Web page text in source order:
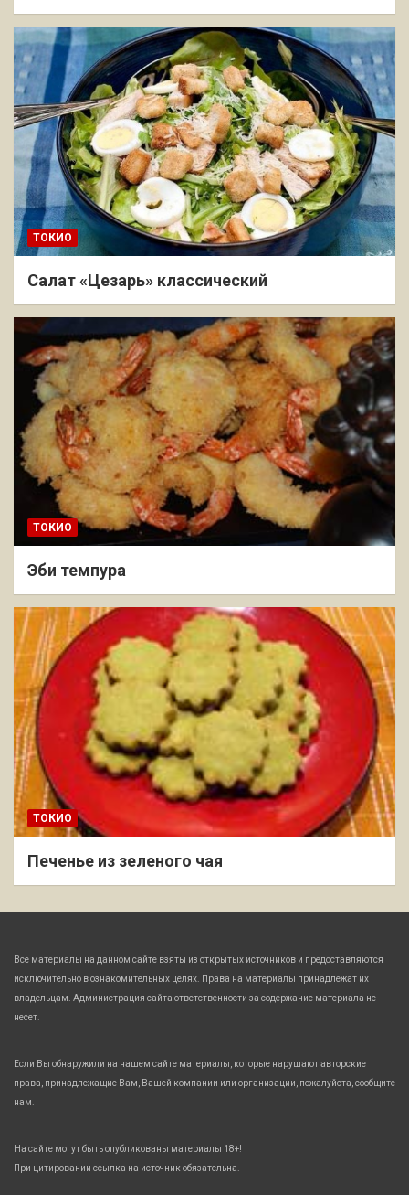
ТОКИО
Салат «Цезарь» классический
ТОКИО
Эби темпура
ТОКИО
Печенье из зеленого чая
Все материалы на данном сайте взяты из открытых источников и предоставляются
исключительно в ознакомительных целях. Права на материалы принадлежат их
владельцам. Администрация сайта ответственности за содержание материала не
несет.
Если Вы обнаружили на нашем сайте материалы, которые нарушают авторские
права, принадлежащие Вам, Вашей компании или организации, пожалуйста, сообщите
нам.
На сайте могут быть опубликованы материалы 18+!
При цитировании ссылка на источник обязательна.